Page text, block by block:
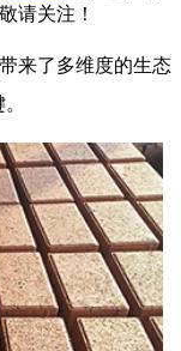
请关注！
来了多维度的生态